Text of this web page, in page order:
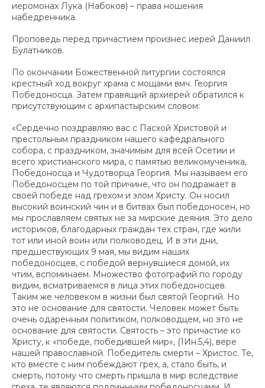
иеромонах Лука (Набоков) – права ношения
набедренника.
Проповедь перед причастием произнес иерей Даниил
Булатников.
По окончании Божественной литургии состоялся
крестный ход вокруг храма с мощами вмч. Георгия
Победоносца. Затем правящий архиерей обратился к
присутствующим с архипастырским словом:
«Сердечно поздравляю вас с Пасхой Христовой и
престольным праздником нашего кафедрального
собора, с праздником, значимым для всей Осетии и
всего христианского мира, с памятью великомученика,
Победоносца и Чудотворца Георгия. Мы называем его
Победоносцем по той причине, что он подражает в
своей победе над грехом и злом Христу. Он носил
высокий воинский чин и в битвах был победоносен, но
мы прославляем святых не за мирские деяния. Это дело
историков, благодарных граждан тех стран, где жили
тот или иной воин или полководец. И в эти дни,
предшествующих 9 мая, мы видим наших
победоносцев, с победой вернувшиеся домой, их
чтим, вспоминаем. Множество фотографий по городу
видим, всматриваемся в лица этих победоносцев.
Таким же человеком в жизни был святой Георгий. Но
это не основание для святости. Человек может быть
очень одаренным политиком, полководцем, но это не
основание для святости. Святость – это причастие ко
Христу, к «победе, победившей мир», (1Ин.5,4), вере
нашей православной. Победитель смерти – Христос. Те,
кто вместе с ним побеждают грех, а, стало быть, и
смерть, потому что смерть пришла в мир вследствие